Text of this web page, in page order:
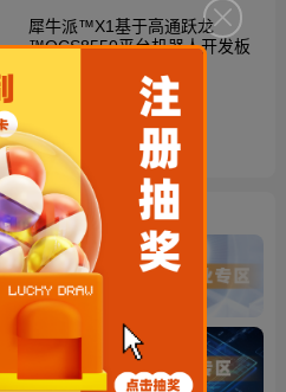
犀牛派™X1基于高通跃龙
™QCS8550平台机器人开发板